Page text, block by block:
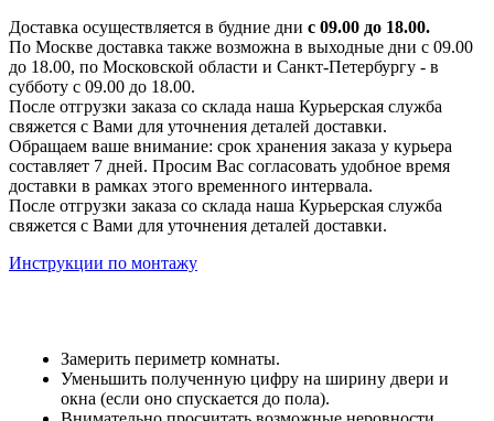
Доставка осуществляется в будние дни с 09.00 до 18.00.
По Москве доставка также возможна в выходные дни с 09.00
до 18.00, по Московской области и Санкт-Петербургу - в
субботу с 09.00 до 18.00.
После отгрузки заказа со склада наша Курьерская служба
свяжется с Вами для уточнения деталей доставки.
Обращаем ваше внимание: срок хранения заказа у курьера
составляет 7 дней. Просим Вас согласовать удобное время
доставки в рамках этого временного интервала.
После отгрузки заказа со склада наша Курьерская служба
свяжется с Вами для уточнения деталей доставки.
Инструкции по монтажу
Замерить периметр комнаты.
Уменьшить полученную цифру на ширину двери и
окна (если оно спускается до пола).